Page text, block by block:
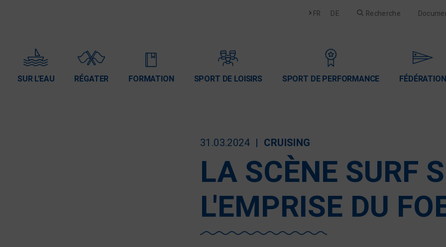
Français
FR Deutsch
DE Recherche
SUR L'EAU RÉGATER FORMATION SPORT DE LOISIRS SPORT DE PERFORMANCE FÉDÉRATION
31.03.2024 CRUISING
LA SCÈNE SURF
L'EMPRISE DU